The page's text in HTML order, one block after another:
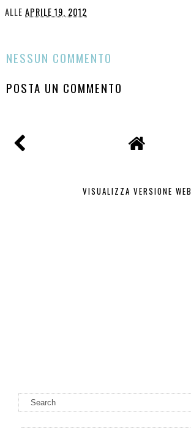
ALLE APRILE 19, 2012
NESSUN COMMENTO
POSTA UN COMMENTO
VISUALIZZA VERSIONE WEB